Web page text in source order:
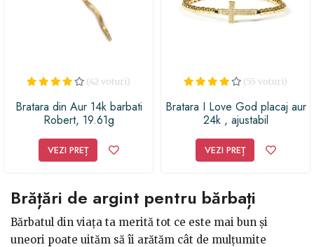
(42 voturi)
Bratara din Aur 14k barbati
Robert, 19.61g
VEZI PREȚ
(55 voturi)
Bratara I Love God placaj aur
24k , ajustabil
VEZI PREȚ
Brățări de argint pentru bărbați
Bărbatul din viața ta merită tot ce este mai bun și
uneori poate uităm să îi arătăm cât de mulțumite